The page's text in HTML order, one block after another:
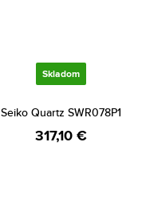
Skladom
Seiko Quartz SWR078P1
317,10 €